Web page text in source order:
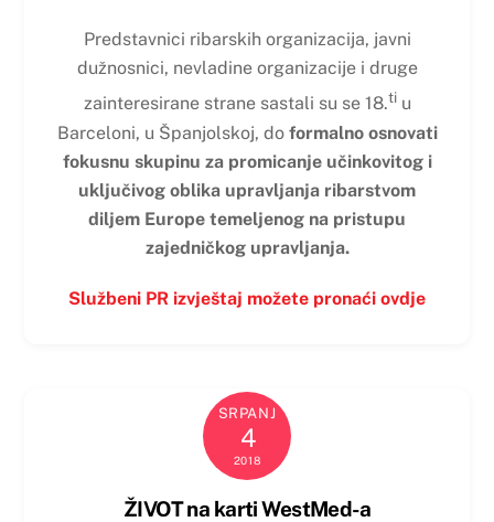
Predstavnici ribarskih organizacija, javni
dužnosnici, nevladine organizacije i druge
zainteresirane strane sastali su se 18.tiu
Barceloni, u Španjolskoj, do formalno osnovati
fokusnu skupinu za promicanje učinkovitog i
uključivog oblika upravljanja ribarstvom
diljem Europe temeljenog na pristupu
zajedničkog upravljanja.
Službeni PR izvještaj možete pronaći ovdje
SRPANJ
4
2018
ŽIVOT na karti WestMed-a